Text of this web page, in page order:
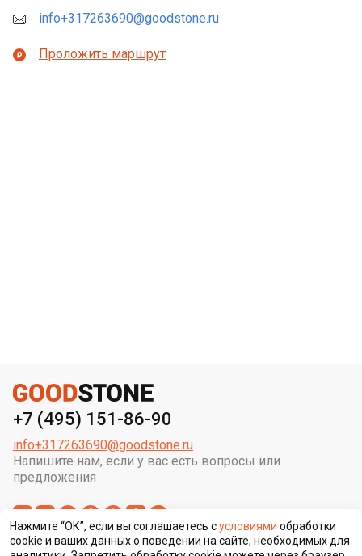
info+317263690@goodstone.ru
Проложить маршрут
+7 (495) 151-86-90
Напишите нам, если у вас есть вопросы или
предложения
info+317263690@goodstone.ru
Нажмите “ОК”, если вы соглашаетесь сусловиями обработки
cookie и ваших данных о поведении на сайте, необходимых для